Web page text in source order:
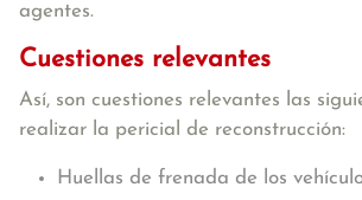
agentes.
Cuestiones relevantes
Así, son cuestiones relevantes las
realizar la pericial de reconstrucción:
Huellas de frenada de los